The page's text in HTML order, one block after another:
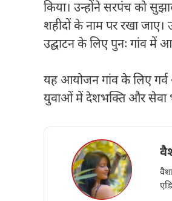
किया। उन्होंने सरपंच को
शहीदों के नाम पर रखा जाए।
उद्घाटन के लिए पुनः गांव में
यह आयोजन गांव के लिए गर्व
युवाओं में देशभक्ति और सेवा